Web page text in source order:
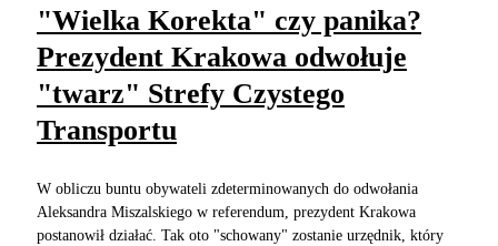
"Wielka Korekta" czy panika?
Prezydent Krakowa odwołuje
"twarz" Strefy Czystego
Transportu
W obliczu buntu obywateli zdeterminowanych do odwołania
Aleksandra Miszalskiego w referendum, prezydent Krakowa
postanowił działać. Tak oto "schowany" zostanie urzędnik, który